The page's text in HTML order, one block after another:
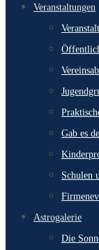
Veranstaltungen
Gab es
Schulen
Astrogalerie
Die